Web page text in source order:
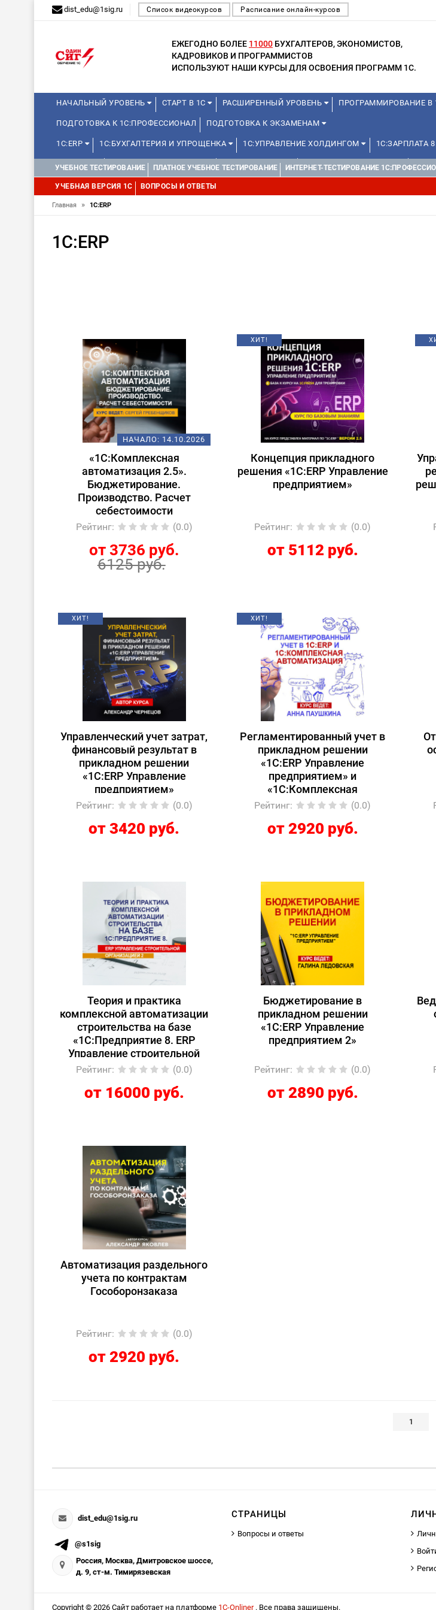
dist_edu@1sig.ru Список видеокурсов Расписание онлайн-курсов
ЕЖЕГОДНО БОЛЕЕ 11000 БУХГАЛТЕРОВ, ЭКОНОМИСТОВ,
КАДРОВИКОВ И ПРОГРАММИСТОВ
ИСПОЛЬЗУЮТ НАШИ КУРСЫ ДЛЯ ОСВОЕНИЯ ПРОГРАММ 1С.
НАЧАЛЬНЫЙ УРОВЕНЬ СТАРТ В 1С РАСШИРЕННЫЙ УРОВЕНЬ ПРОГРАММИРОВАНИЕ В
ПОДГОТОВКА К 1С:ПРОФЕССИОНАЛ ПОДГОТОВКА К ЭКЗАМЕНАМ
1С:ERP 1С:БУХГАЛТЕРИЯ И УПРОЩЕНКА 1С:УПРАВЛЕНИЕ ХОЛДИНГОМ 1С:ЗАРПЛАТА 8
БГУ И ЗКГУ УПРАВЛЕНИЕ ПРОЕКТАМИ БЮДЖЕТНИКАМ 1С:ДОКУМЕНТООБОРОТ WEB,
КУРСЫ ДЛЯ ПРЕПОДАВАТЕЛЕЙ ШКОЛЬНЫХ КУРСОВ
1С:МЕДИЦИНА
УЧЕБНОЕ ТЕСТИРОВАНИЕ ПЛАТНОЕ УЧЕБНОЕ ТЕСТИРОВАНИЕ ИНТЕРНЕТ-ТЕСТИРОВАНИЕ
УЧЕБНАЯ ВЕРСИЯ 1С ВОПРОСЫ И ОТВЕТЫ
Главная » 1С:ERP
1С:ERP
НАЧАЛО: 14.10.2026
«1С:Комплексная
автоматизация 2.5».
Бюджетирование.
Производство. Расчет
себестоимости
Рейтинг: (0.0)
от 3736 руб.
6125 руб.
ХИТ!
Концепция прикладного
решения «1С:ERP Управление
предприятием»
Рейтинг: (0.0)
от 5112 руб.
ХИТ!
Управленческий учет затрат,
финансовый результат в
прикладном решении
«1С:ERP Управление
предприятием»
Рейтинг: (0.0)
от 3420 руб.
ХИТ!
Регламентированный учет в
прикладном решении
«1С:ERP Управление
предприятием» и
«1С:Комплексная
автоматизация»
Рейтинг: (0.0)
от 2920 руб.
Теория и практика
комплексной автоматизации
строительства на базе
«1С:Предприятие 8. ERP
Управление строительной
организацией 2»
Рейтинг: (0.0)
от 16000 руб.
Бюджетирование в
прикладном решении
«1С:ERP Управление
предприятием 2»
Рейтинг: (0.0)
от 2890 руб.
Автоматизация раздельного
учета по контрактам
Гособоронзаказа
Рейтинг: (0.0)
от 2920 руб.
1
dist_edu@1sig.ru
@s1sig
Россия, Москва, Дмитровское шоссе,
д. 9, ст-м. Тимирязевская
СТРАНИЦЫ
Вопросы и ответы
Copyright © 2026 Сайт работает на платформе 1С-Onliner . Все права защищены.